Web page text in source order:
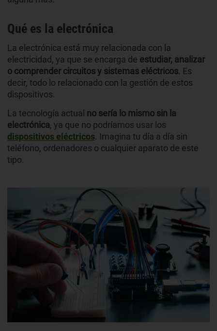
Qué es la electrónica
La electrónica está muy relacionada con la
electricidad, ya que se encarga de estudiar, analizar
o comprender circuitos y sistemas eléctricos. Es
decir, todo lo relacionado con la gestión de estos
dispositivos.
La tecnología actual no sería lo mismo sin la
electrónica, ya que no podríamos usar los
dispositivos eléctricos. Imagina tu día a día sin
teléfono, ordenadores o cualquier aparato de este
tipo.